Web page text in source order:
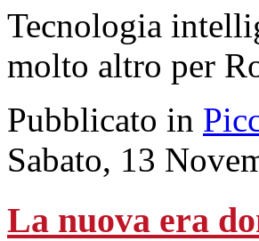
Tecnologia
molto altro per
Pubblicato in
Sabato, 13
La nuova era